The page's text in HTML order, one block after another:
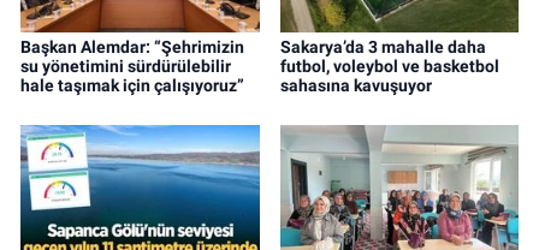
Başkan Alemdar: “Şehrimizin
su yönetimini sürdürülebilir
hale taşımak için çalışıyoruz”
Sakarya’da 3 mahalle daha
futbol, voleybol ve basketbol
sahasına kavuşuyor